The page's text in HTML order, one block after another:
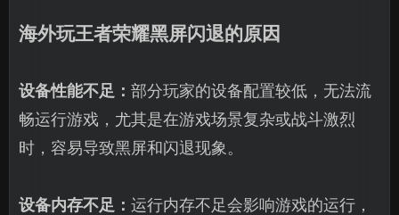
海外玩王者荣耀黑屏闪退的原因
设备性能不足： 部分玩家的设备配置较低，无法流
畅运行游戏，尤其是在游戏场景复杂或战斗激烈
时，容易导致黑屏和闪退现象。
设备内存不足： 运行内存不足会影响游戏的运行，